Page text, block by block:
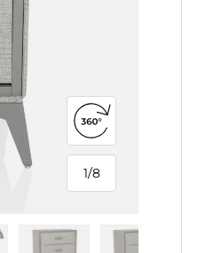
1/
von
8
360°-Ansicht öffnen